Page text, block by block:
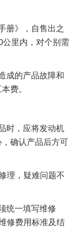
册》，自售出之
公里内，对个别需
成的产品故障和
费。
时，应将发动机
确认产品后方可
理，疑难问题不
统一填写维修
修费用标准及结